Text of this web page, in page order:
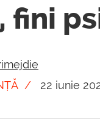
fini
22 iunie